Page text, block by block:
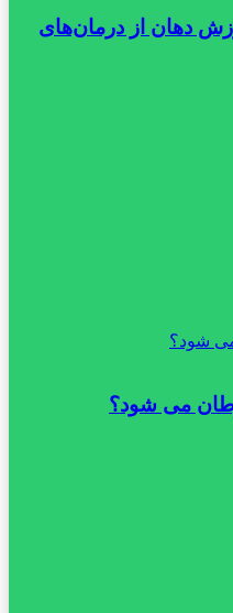
دهان از درمان‌های
شود؟
می شود؟